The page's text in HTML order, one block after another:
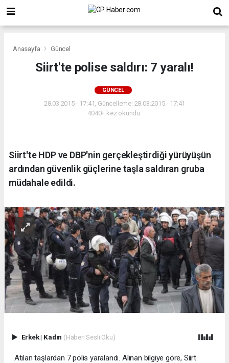
Anasayfa Güncel
Siirt'te polise saldırı: 7 yaralı!
GÜNCEL
28.03.2015 - 17:41, Güncelleme: 28.03.2015 - 17:41
4040+ kez okundu.
Siirt'te HDP ve DBP'nin gerçekleştirdiği yürüyüşün
ardından güvenlik güçlerine taşla saldıran gruba
müdahale edildi.
Erkek| Kadın (Haberi Sesli Oku)
Atılan taşlardan 7 polis yaralandı. Alınan bilgiye göre, Siirt